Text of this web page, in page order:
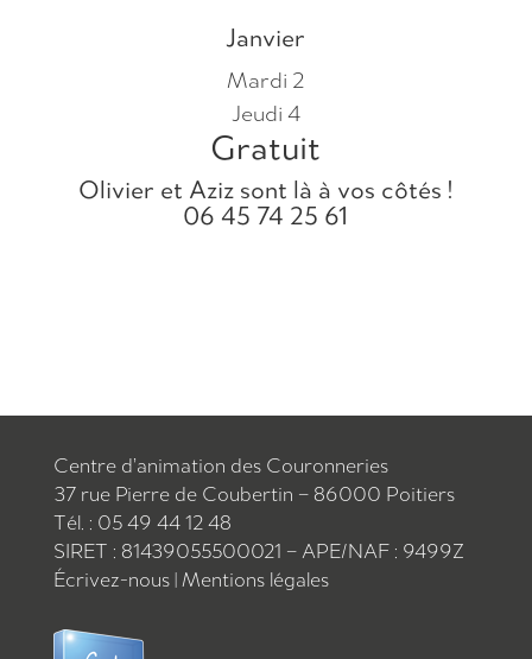
Janvier
Mardi 2
Jeudi 4
Gratuit
Olivier et Aziz sont là à vos côtés !
06 45 74 25 61
Centre d’animation des Couronneries
37 rue Pierre de Coubertin – 86000 Poitiers
Tél. : 05 49 44 12 48
SIRET : 81439055500021 – APE/NAF : 9499Z
Écrivez-nous|Mentions légales